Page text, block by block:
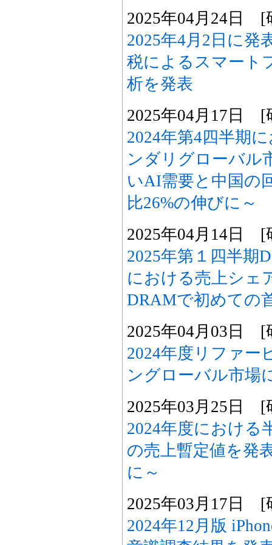
2025年04月24日 [
2025年4月2日に発
税によるスマート
析を発表
2025年04月17日 [
2024年第4四半期
ンダリグローバル
いAI需要と中国の
比26%の伸びに～
2025年04月14日 [
2025年第１四半期
における売上シェ
DRAMで初めての
2025年04月03日 [
2024年度リファー
ングローバル市場
2025年03月25日 [
2024年度における
の売上暫定値を発
に～
2025年03月17日 [
2024年12月版